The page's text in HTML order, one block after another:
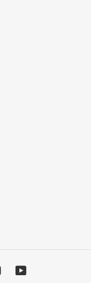
InstagramYouTube